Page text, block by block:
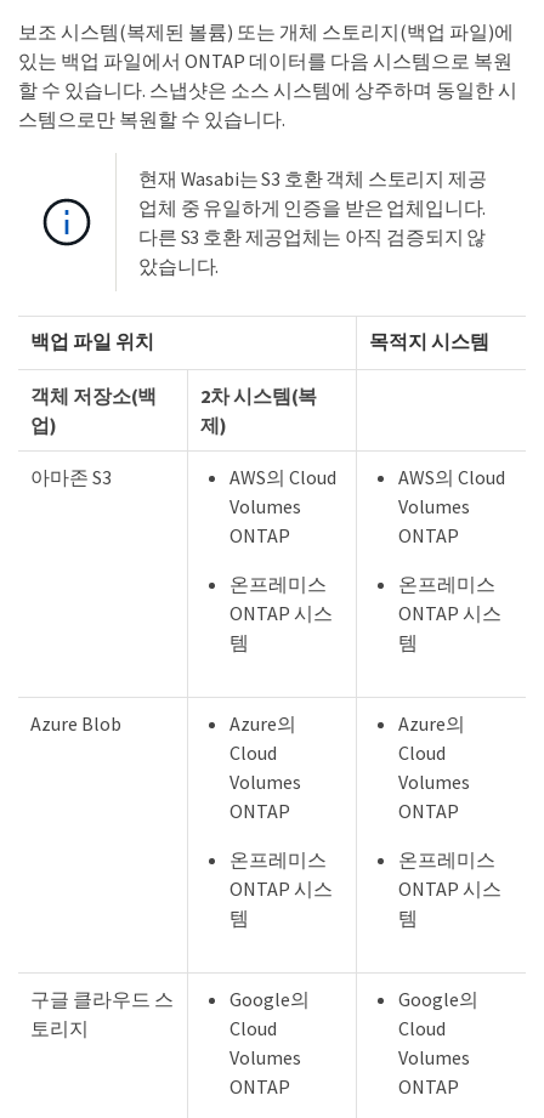
보조 시스템(복제된 볼륨) 또는 개체 스토리지(백업 파일)에
있는 백업 파일에서 ONTAP 데이터를 다음 시스템으로 복원
할 수 있습니다. 스냅샷은 소스 시스템에 상주하며 동일한 시
스템으로만 복원할 수 있습니다.
현재 Wasabi는 S3 호환 객체 스토리지 제공
업체 중 유일하게 인증을 받은 업체입니다.
다른 S3 호환 제공업체는 아직 검증되지 않
았습니다.
백업 파일 위치 목적지 시스템
객체 저장소(백
업)
2차 시스템(복
제)
아마존 S3
AWS의 Cloud
Volumes
ONTAP
온프레미스
ONTAP 시스
템
AWS의 Cloud
Volumes
ONTAP
온프레미스
ONTAP 시스
템
Azure Blob
Azure의
Cloud
Volumes
ONTAP
온프레미스
ONTAP 시스
템
Azure의
Cloud
Volumes
ONTAP
온프레미스
ONTAP 시스
템
구글 클라우드 스
토리지
Google의
Cloud
Volumes
ONTAP
Google의
Cloud
Volumes
ONTAP